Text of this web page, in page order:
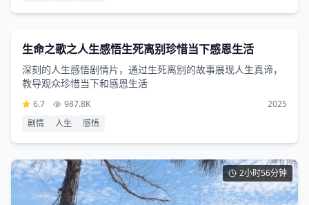
3小时48分钟
剧情片
生命之歌之人生感悟生死离别珍惜当下感恩生活
深刻的人生感悟剧情片，通过生死离别的故事展现人生真谛，
教导观众珍惜当下和感恩生活
6.7 987.8K
2025
剧情
人生 感悟
2小时56分钟